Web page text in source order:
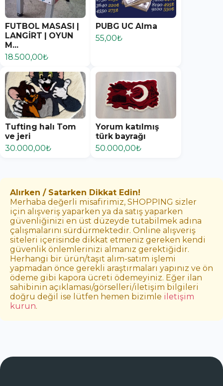
FUTBOL MASASI |
LANGİRT | OYUN
M...
18.500,00₺
PUBG UC Alma
55,00₺
Tufting halı Tom
ve jeri
30.000,00₺
Yorum katılmış
türk bayrağı
50.000,00₺
Alırken / Satarken Dikkat Edin!
Merhaba değerli misafirimiz, SHOPPING sizler
için alışveriş yaparken ya da satış yaparken
güvenliğinizi en üst düzeyde tutabilmek adına
çalışmalarını sürdürmektedir. Online alışveriş
siteleri içerisinde dikkat etmeniz gereken kendi
güvenlik önlemlerinizi almanız gerektiğidir.
Herhangi bir ürün/taşıt alım-satım işlemi
yapmadan önce gerekli araştırmaları yapınız ve ön
ödeme gibi kapora ücreti ödemeyiniz. Eğer ilan
sahibinin açıklaması/görselleri/iletişim bilgileri
doğru değil ise lütfen hemen bizimle iletişim
kurun.